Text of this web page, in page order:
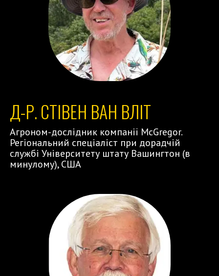
Д-Р. СТІВЕН ВАН ВЛІТ
Агроном-дослідник компанії McGregor.
Регіональний спеціаліст при дорадчій
службі Університету штату Вашингтон (в
минулому), США